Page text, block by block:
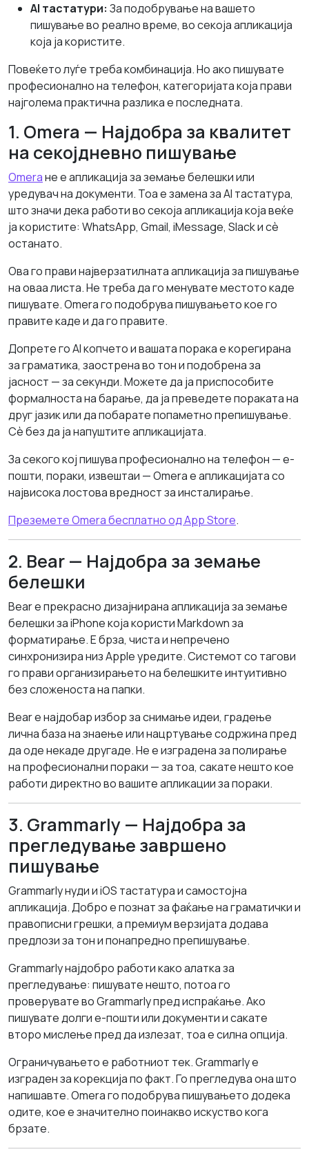
AI тастатури: За подобрување на вашето
пишување во реално време, во секоја апликација
која ја користите.
Повеќето луѓе треба комбинација. Но ако пишувате
професионално на телефон, категоријата која прави
најголема практична разлика е последната.
1. Omera — Најдобра за квалитет
на секојдневно пишување
Omeraне е апликација за земање белешки или
уредувач на документи. Тоа е замена за AI тастатура,
што значи дека работи во секоја апликација која веќе
ја користите: WhatsApp, Gmail, iMessage, Slack и сè
останато.
Ова го прави најверзатилната апликација за пишување
на оваа листа. Не треба да го менувате местото каде
пишувате. Omera го подобрува пишувањето кое го
правите каде и да го правите.
Допрете го AI копчето и вашата порака е корегирана
за граматика, заострена во тон и подобрена за
јасност — за секунди. Можете да ја приспособите
формалноста на барање, да ја преведете пораката на
друг јазик или да побарате попаметно препишување.
Сè без да ја напуштите апликацијата.
За секого кој пишува професионално на телефон — е-
пошти, пораки, извештаи — Omera е апликацијата со
највисока лостова вредност за инсталирање.
Преземете Omera бесплатно од App Store.
2. Bear — Најдобра за земање
белешки
Bear е прекрасно дизајнирана апликација за земање
белешки за iPhone која користи Markdown за
форматирање. Е брза, чиста и непречено
синхронизира низ Apple уредите. Системот со тагови
го прави организирањето на белешките интуитивно
без сложеноста на папки.
Bear е најдобар избор за снимање идеи, градење
лична база на знаење или нацртување содржина пред
да оде некаде другаде. Не е изградена за полирање
на професионални пораки — за тоа, сакате нешто кое
работи директно во вашите апликации за пораки.
3. Grammarly — Најдобра за
прегледување завршено
пишување
Grammarly нуди и iOS тастатура и самостојна
апликација. Добро е познат за фаќање на граматички и
правописни грешки, а премиум верзијата додава
предлози за тон и понапредно препишување.
Grammarly најдобро работи како алатка за
прегледување: пишувате нешто, потоа го
проверувате во Grammarly пред испраќање. Ако
пишувате долги е-пошти или документи и сакате
второ мислење пред да излезат, тоа е силна опција.
Ограничувањето е работниот тек. Grammarly е
изграден за корекција по факт. Го прегледува она што
напишавте. Omera го подобрува пишувањето додека
одите, кое е значително поинакво искуство кога
брзате.